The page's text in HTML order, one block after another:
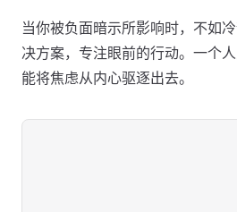
当你被负面暗示所影响时，不如
决方案，专注眼前的行动。一个
能将焦虑从内心驱逐出去。